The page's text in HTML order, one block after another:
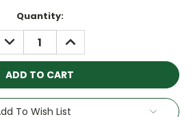
Quantity:
DECREASE
QUANTITY:
INCREASE
QUANTITY:
To Wish List